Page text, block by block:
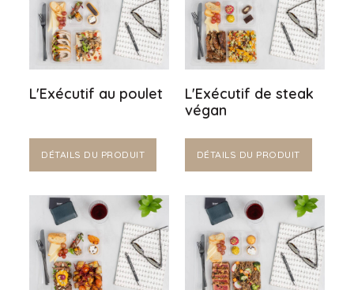
L'Exécutif au poulet
DÉTAILS DU PRODUIT
L'Exécutif de steak
végan
DÉTAILS DU PRODUIT